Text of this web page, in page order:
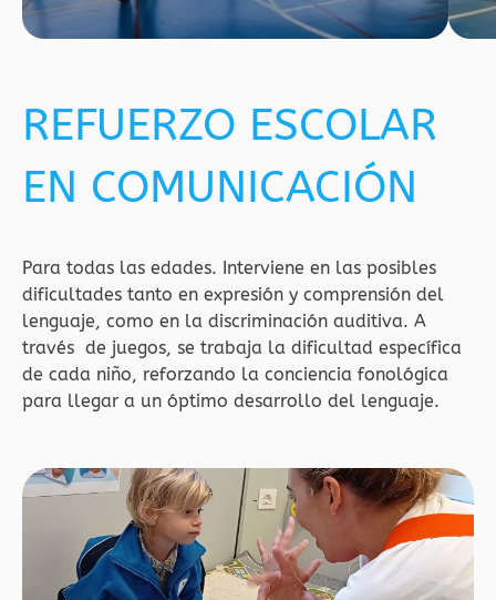
REFUERZO ESCOLAR
EN COMUNICACIÓN
Para todas las edades. Interviene en las posibles
dificultades tanto en expresión y comprensión del
lenguaje, como en la discriminación auditiva. A
través de juegos, se trabaja la dificultad específica
de cada niño, reforzando la conciencia fonológica
para llegar a un óptimo desarrollo del lenguaje.